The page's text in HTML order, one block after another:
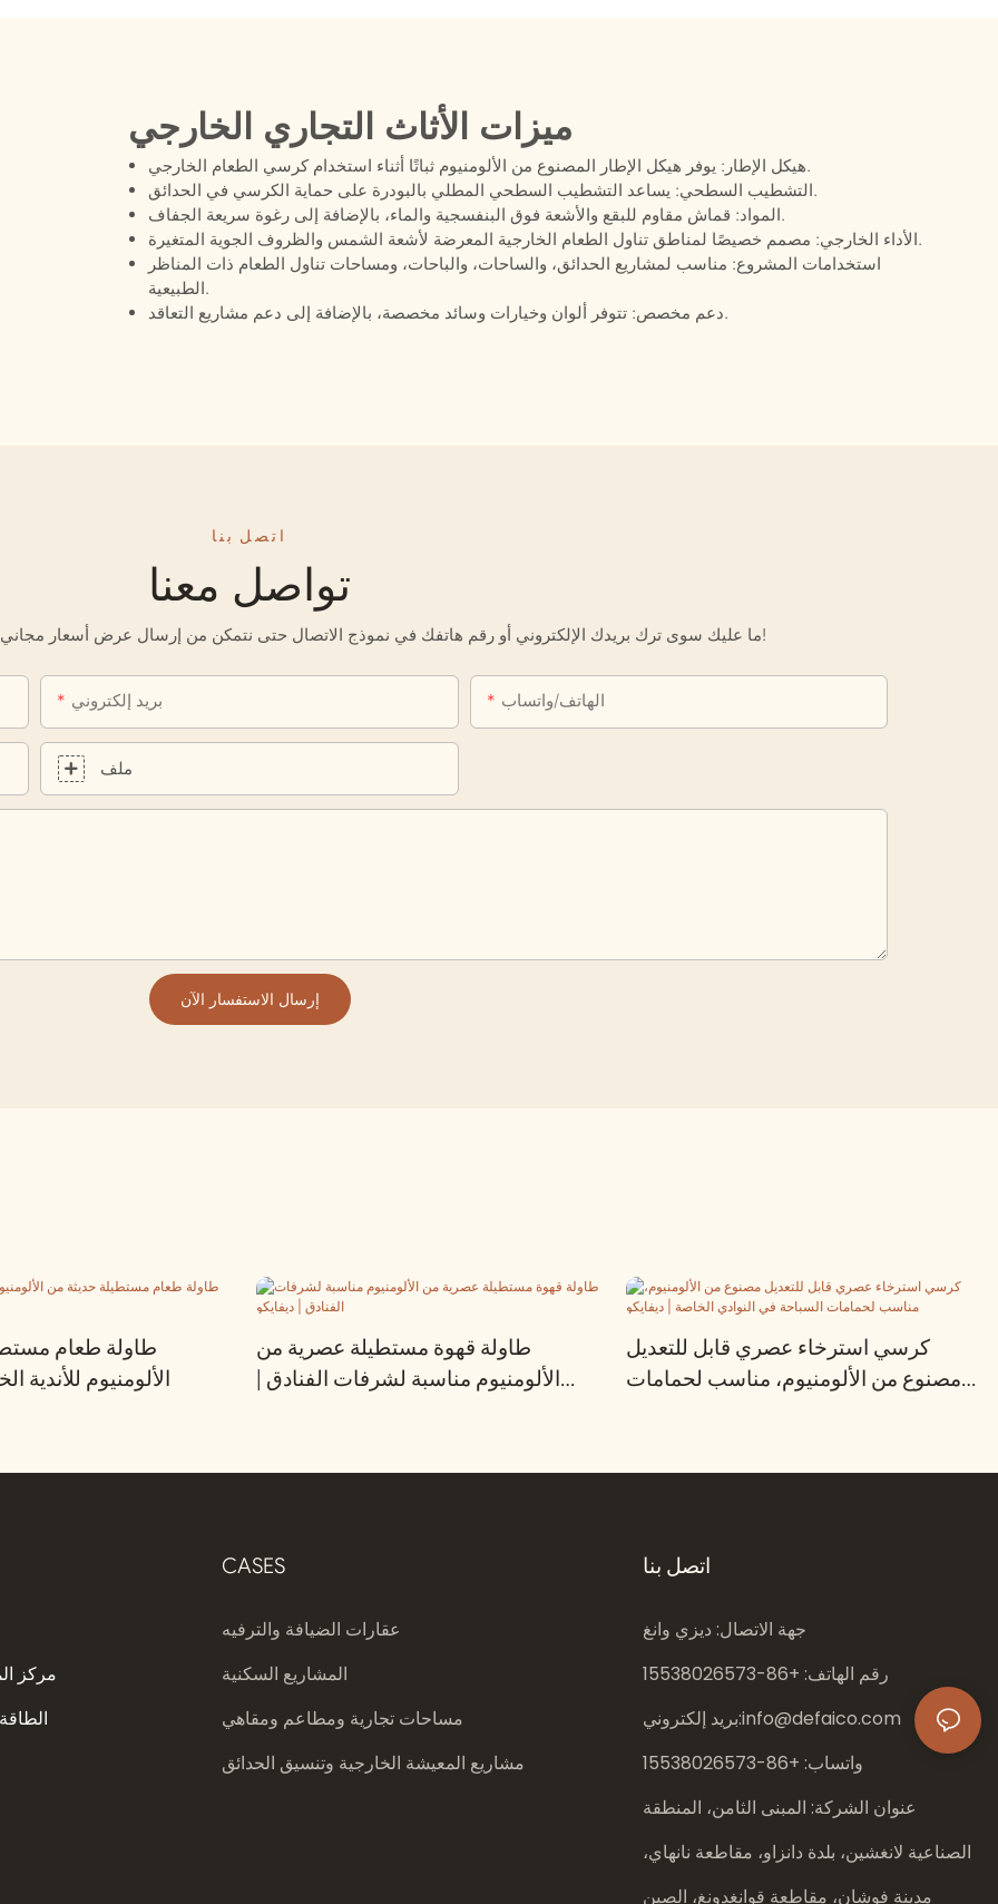
ميزات الأثاث التجاري الخارجي
هيكل الإطار: يوفر هيكل الإطار المصنوع من الألومنيوم ثباتًا أثناء استخدام كرسي الطعام الخارجي.
التشطيب السطحي: يساعد التشطيب السطحي المطلي بالبودرة على حماية الكرسي في الحدائق.
المواد: قماش مقاوم للبقع والأشعة فوق البنفسجية والماء، بالإضافة إلى رغوة سريعة الجفاف.
الأداء الخارجي: مصمم خصيصًا لمناطق تناول الطعام الخارجية المعرضة لأشعة الشمس والظروف الجوية المتغيرة.
استخدامات المشروع: مناسب لمشاريع الحدائق، والساحات، والباحات، ومساحات تناول الطعام ذات المناظر
الطبيعية.
دعم مخصص: تتوفر ألوان وخيارات وسائد مخصصة، بالإضافة إلى دعم مشاريع التعاقد.
اتصل بنا
تواصل معنا
ما عليك سوى ترك بريدك الإلكتروني أو رقم هاتفك في نموذج الاتصال حتى نتمكن من إرسال عرض أسعار مجاني لك لمجموعة واسعة من التصاميم لدينا!
بريد إلكتروني الهاتف/واتساب
ملف
إرسال الاستفسار الآن
طاولة طعام
الألومنيوم للأندية
طاولة قهوة مستطيلة عصرية من
الألومنيوم مناسبة لشرفات الفنادق |
كرسي استرخاء عصري قابل للتعديل
مصنوع من الألومنيوم، مناسب لحمامات
مركز
CASES
عقارات الضيافة والترفيه
المشاريع السكنية
مساحات تجارية ومطاعم ومقاهي
مشاريع المعيشة الخارجية وتنسيق الحدائق
اتصل بنا
جهة الاتصال: ديزي وانغ
رقم الهاتف: +86-
15538026573
بريد إلكتروني:info@defaico.com
واتساب: +86-
15538026573
عنوان الشركة: المبنى الثامن، المنطقة
الصناعية لانغشين، بلدة دانزاو، مقاطعة نانهاي،
مدينة فوشان، مقاطعة قوانغدونغ، الصين